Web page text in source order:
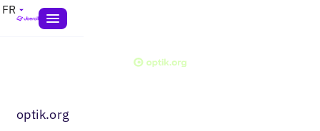
FR
optik.org